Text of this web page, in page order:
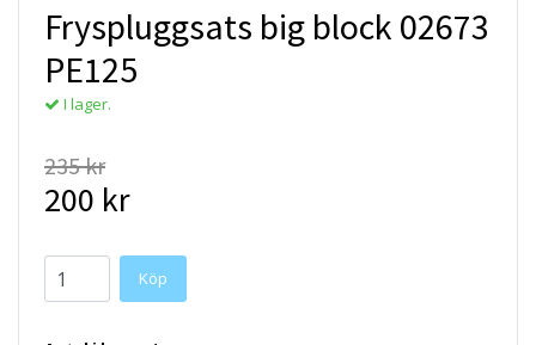
Fryspluggsats big block 02673
PE125
I lager.
235 kr
200 kr